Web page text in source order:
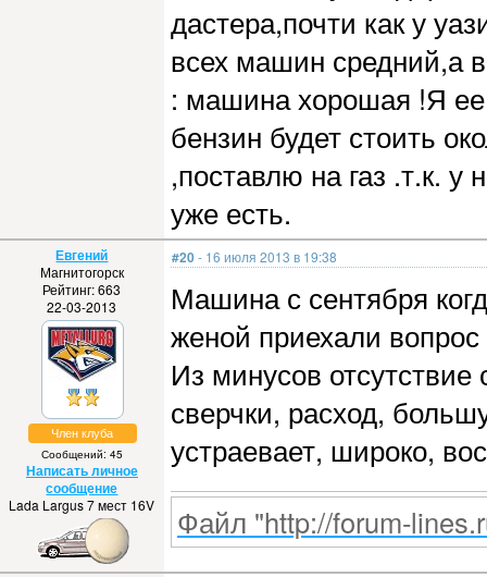
дастера,почти как у
всех машин средний,а
: машина хорошая !Я
бензин будет стоить
,поставлю на газ .т.к.
уже есть.
Евгений
Магнитогорск
Рейтинг: 663
22-03-2013
Член клуба
Сообщений: 45
Написать личное
сообщение
Lada Largus 7 мест 16V
#20- 16 июля 2013 в 19:38
Машина с сентября
женой приехали
Из минусов
сверчки, расход,
устраевает, широко,
Файл "http://forum-